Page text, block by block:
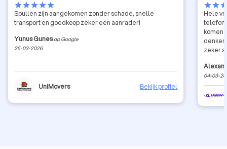
starstarstarstarstar
Spullen zijn aangekomen zonder schade, snelle
transport en goedkoop zeker een aanrader!
Yunus Gunes op Google
25-03-2026
UniMovers Bekijk profiel
starstar
Hele
komen
zeker
04-03-